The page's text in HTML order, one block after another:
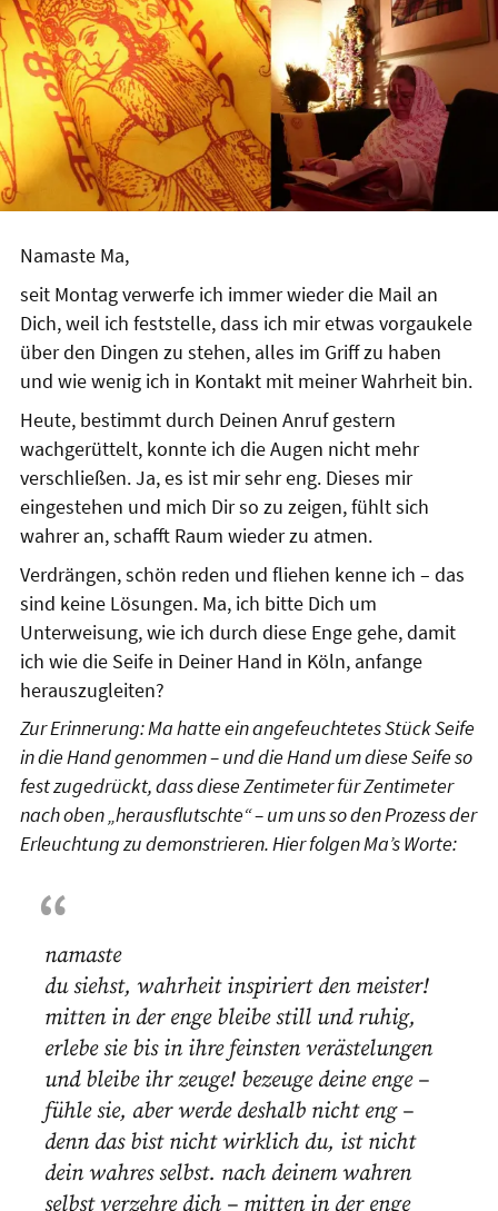
Namaste Ma,
seit Montag verwerfe ich immer wieder die Mail an
Dich, weil ich feststelle, dass ich mir etwas vorgaukele
über den Dingen zu stehen, alles im Griff zu haben
und wie wenig ich in Kontakt mit meiner Wahrheit bin.
Heute, bestimmt durch Deinen Anruf gestern
wachgerüttelt, konnte ich die Augen nicht mehr
verschließen. Ja, es ist mir sehr eng. Dieses mir
eingestehen und mich Dir so zu zeigen, fühlt sich
wahrer an, schafft Raum wieder zu atmen.
Verdrängen, schön reden und fliehen kenne ich – das
sind keine Lösungen. Ma, ich bitte Dich um
Unterweisung, wie ich durch diese Enge gehe, damit
ich wie die Seife in Deiner Hand in Köln, anfange
herauszugleiten?
Zur Erinnerung: Ma hatte ein angefeuchtetes Stück Seife
in die Hand genommen – und die Hand um diese Seife so
fest zugedrückt, dass diese Zentimeter für Zentimeter
nach oben „herausflutschte“ – um uns so den Prozess der
Erleuchtung zu demonstrieren. Hier folgen Ma’s Worte:
namaste
du siehst, wahrheit inspiriert den meister!
mitten in der enge bleibe still und ruhig,
erlebe sie bis in ihre feinsten verästelungen
und bleibe ihr zeuge! bezeuge deine enge –
fühle sie, aber werde deshalb nicht eng –
denn das bist nicht wirklich du, ist nicht
dein wahres selbst. nach deinem wahren
selbst verzehre dich – mitten in der enge